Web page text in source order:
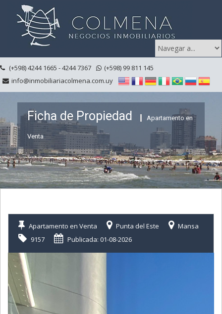
(+598) 4244 1665 - 4244 7367
(+598) 99 811 145
info@inmobiliariacolmena.com.uy
Ficha de Propiedad Apartamento en
Venta
Apartamento en Venta Punta del Este
Mansa
9157
Publicada: 01-08-2026